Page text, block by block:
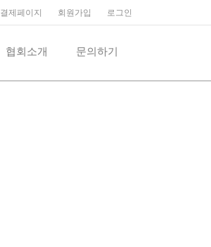
결제페이지 회원가입 로그인
협회소개 문의하기